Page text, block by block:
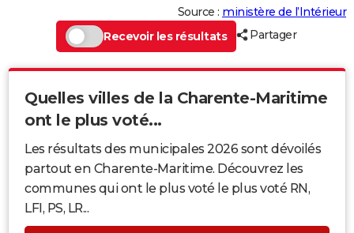
Source : ministère de l’Intérieur
Recevoir les résultats
Partager
Quelles villes de la Charente-Maritime
ont le plus voté...
Les résultats des municipales 2026 sont dévoilés
partout en Charente-Maritime. Découvrez les
communes qui ont le plus voté le plus voté RN,
LFI, PS, LR...